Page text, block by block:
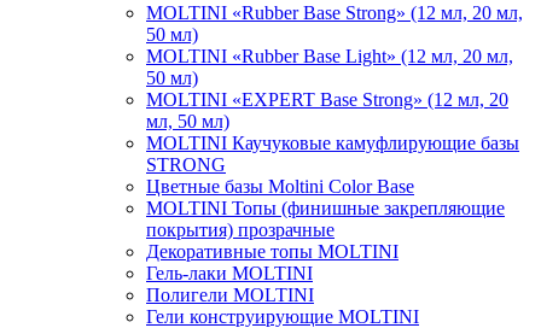
MOLTINI «Rubber Base Strong» (12 мл, 20 мл,
50 мл)
MOLTINI «Rubber Base Light» (12 мл, 20 мл,
50 мл)
MOLTINI «EXPERT Base Strong» (12 мл, 20
мл, 50 мл)
MOLTINI Каучуковые камуфлирующие базы
STRONG
Цветные базы Moltini Color Base
MOLTINI Топы (финишные закрепляющие
покрытия) прозрачные
Декоративные топы MOLTINI
Гель-лаки MOLTINI
Полигели MOLTINI
Гели конструирующие MOLTINI